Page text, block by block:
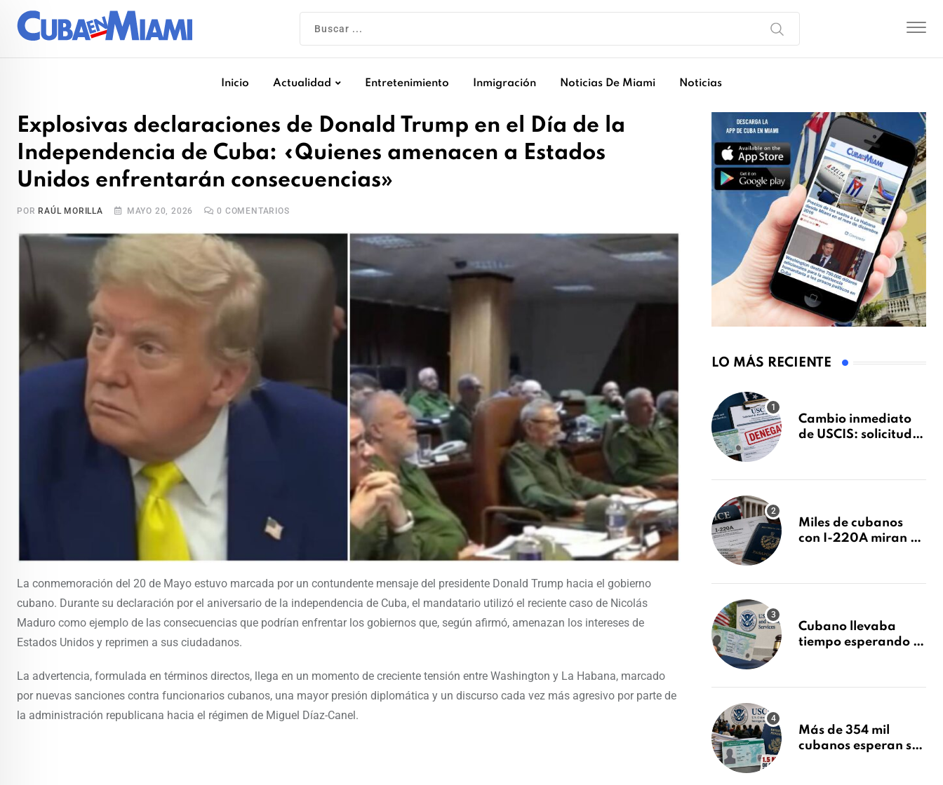
Inicio Actualidad Entretenimiento Inmigración Noticias De Miami Noticias
Explosivas declaraciones de Donald Trump en el Día de la
Independencia de Cuba: «Quienes amenacen a Estados
Unidos enfrentarán consecuencias»
POR RAÚL MORILLA MAYO 20, 2026 0 COMENTARIOS
La conmemoración del 20 de Mayo estuvo marcada por un contundente mensaje del presidente Donald Trump hacia el gobierno
cubano. Durante su declaración por el aniversario de la independencia de Cuba, el mandatario utilizó el reciente caso de Nicolás
Maduro como ejemplo de las consecuencias que podrían enfrentar los gobiernos que, según afirmó, amenazan los intereses de
Estados Unidos y reprimen a sus ciudadanos.
La advertencia, formulada en términos directos, llega en un momento de creciente tensión entre Washington y La Habana, marcado
por nuevas sanciones contra funcionarios cubanos, una mayor presión diplomática y un discurso cada vez más agresivo por parte de
la administración republicana hacia el régimen de Miguel Díaz-Canel.
LO MÁS RECIENTE
Cambio inmediato
de USCIS: solicitudes
sin previo aviso
Miles de cubanos
con I-220A miran al
decidirse en una
Cubano llevaba
tiempo esperando su
tras Writ of
Más de 354 mil
cubanos esperan su